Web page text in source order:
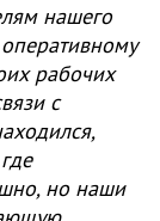
нашего
рабочих
с
но наши